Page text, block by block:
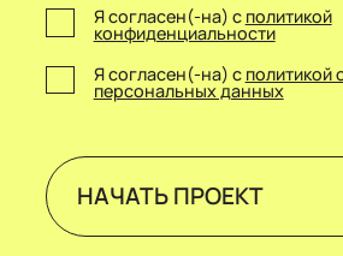
Я согласен(-на) с политикой
конфиденциальности
Я согласен(-на) с политикой
персональных данных
НАЧАТЬ ПРОЕКТ